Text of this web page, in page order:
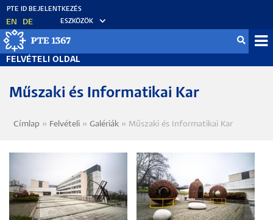
Ugrás
tartalomra
EN DE ESZKÖZÖK
FELVÉTELI OLDAL
Műszaki és Informatikai Kar
Morzsa
Címlap Felvételi Galériák Műszaki és Informatikai Kar